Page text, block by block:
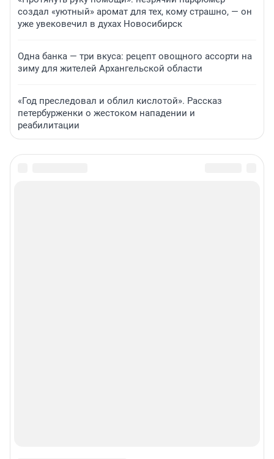
создал «уютный» аромат для тех, кому страшно, — он
уже увековечил в духах Новосибирск
Одна банка — три вкуса: рецепт овощного ассорти на
зиму для жителей Архангельской области
«Год преследовал и облил кислотой». Рассказ
петербурженки о жестоком нападении и
реабилитации